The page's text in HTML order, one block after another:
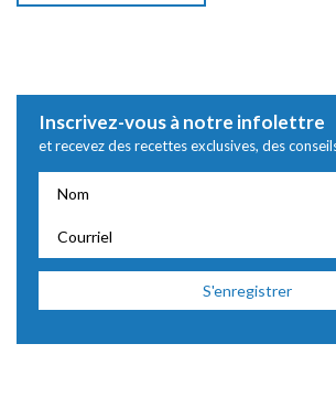
Inscrivez-vous à notre infolettre
et recevez des recettes exclusives, des